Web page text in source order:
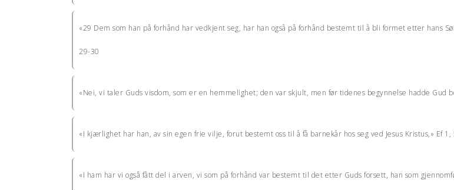
«29 Dem som han på forhånd har vedkjent seg, har han også på forhånd bestemt til å bli formet etter hans
29-30
«Nei, vi taler Guds visdom, som er en hemmelighet; den var skjult, men før tidenes begynnelse hadde Gud
«I kjærlighet har han, av sin egen frie vilje, forut bestemt oss til å få barnekår hos seg ved Jesus Kristus,» Ef 1,
«I ham har vi også fått del i arven, vi som på forhånd var bestemt til det etter Guds forsett, han som